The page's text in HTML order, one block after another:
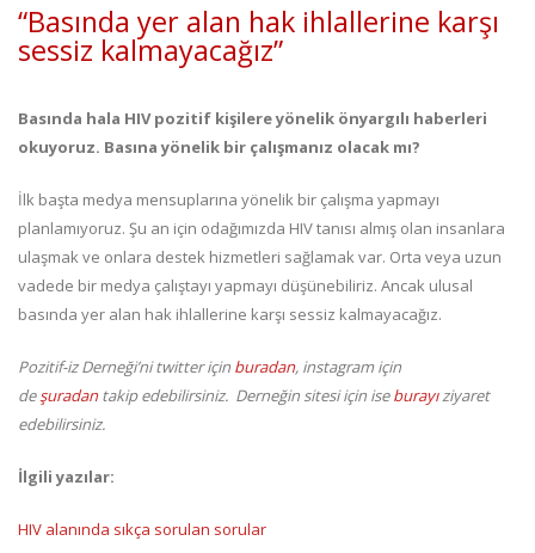
“Basında yer alan hak ihlallerine karşı
sessiz kalmayacağız”
Basında hala HIV pozitif kişilere yönelik önyargılı haberleri
okuyoruz. Basına yönelik bir çalışmanız olacak mı?
İlk başta medya mensuplarına yönelik bir çalışma yapmayı
planlamıyoruz. Şu an için odağımızda HIV tanısı almış olan insanlara
ulaşmak ve onlara destek hizmetleri sağlamak var. Orta veya uzun
vadede bir medya çalıştayı yapmayı düşünebiliriz. Ancak ulusal
basında yer alan hak ihlallerine karşı sessiz kalmayacağız.
Pozitif-iz Derneği’ni twitter için buradan, instagram için
deşuradantakip edebilirsiniz. Derneğin sitesi için iseburayıziyaret
edebilirsiniz.
İlgili yazılar:
HIV alanında sıkça sorulan sorular